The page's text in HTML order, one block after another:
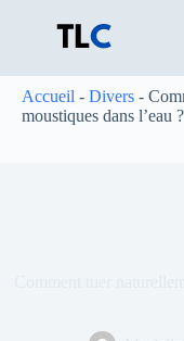
Accueil - Divers -
moustiques dans l’eau ?